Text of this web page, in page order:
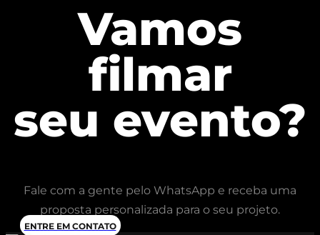
Vamos
filmar
seu evento?
Fale com a gente pelo WhatsApp e receba uma
proposta personalizada para o seu projeto.
ENTRE EM CONTATO